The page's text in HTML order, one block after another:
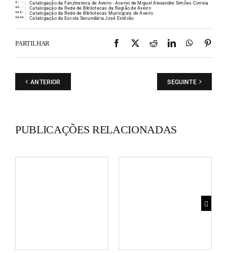
** * * :
Catalogação da Fanzineteca de Aveiro - Acervo de Miguel Alexandre Simões Correia
** * * :
Catalogação da Rede de Bibliotecas da Região de Aveiro
**** :
Catalogação da Rede de Bibliotecas Municipais de Aveiro
**** : Catalogação da Escola Secundária José Estêvão
PARTILHAR Facebook
X RedditLinkedIn
ANTERIOR SEGUINTE
PUBLICAÇÕES RELACIONADAS